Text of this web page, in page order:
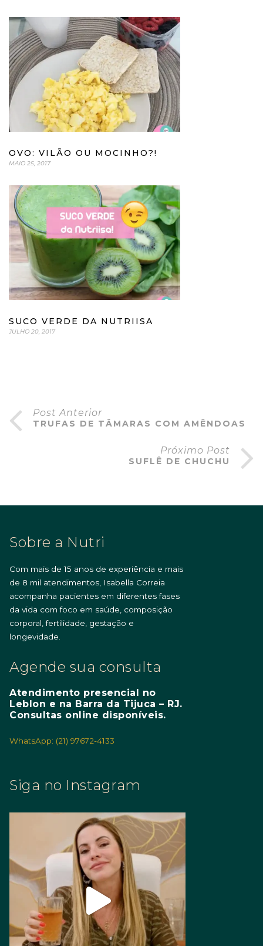
OVO: VILÃO OU MOCINHO?!
MAIO 25, 2017
SUCO VERDE DA NUTRIISA
JULHO 20, 2017
Post Anterior
TRUFAS DE TÂMARAS COM AMÊNDOAS
Próximo Post
SUFLÊ DE CHUCHU
Sobre a Nutri
Com mais de 15 anos de experiência e mais
de 8 mil atendimentos, Isabella Correia
acompanha pacientes em diferentes fases
da vida com foco em saúde, composição
corporal, fertilidade, gestação e
longevidade.
Agende sua consulta
Atendimento presencial no
Leblon e na Barra da Tijuca – RJ.
Consultas online disponíveis.
WhatsApp: (21) 97672-4133
Siga no Instagram